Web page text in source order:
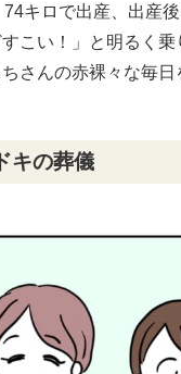
74キロで出産、出産
こい！」と明るく
さんの赤裸々な毎
キの葬儀